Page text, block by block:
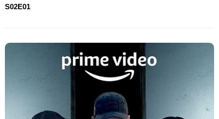
S02E01